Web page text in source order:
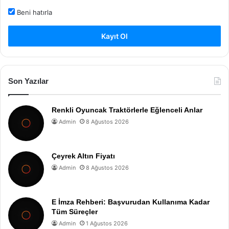
Beni hatırla
Kayıt Ol
Son Yazılar
Renkli Oyuncak Traktörlerle Eğlenceli Anlar
Admin 8 Ağustos 2026
Çeyrek Altın Fiyatı
Admin 8 Ağustos 2026
E İmza Rehberi: Başvurudan Kullanıma Kadar
Tüm Süreçler
Admin 1 Ağustos 2026